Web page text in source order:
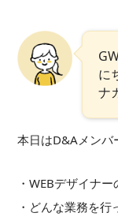
に
ナ
本日はD&Aメンバ
・WEBデザイナ
・どんな業務を行